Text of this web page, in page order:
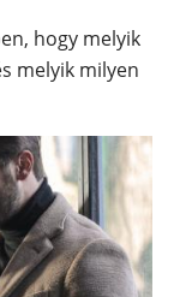
hogy melyik
melyik milyen